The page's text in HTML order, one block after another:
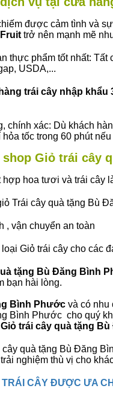
được cảm tình và
trở nên mạnh mẽ
thực phẩm tốt nhất: Tất
USDA,...
trái cây nhập khẩu
chính xác: Dù khách
tốc trong 60 phút
Giỏ trái cây
hợp hoa tươi và trái cây
Trái cây quà tặng Bù
, vận chuyển an toàn
Giỏ trái cây cho các
tặng Bù Đăng Bình
bạn hài lòng.
Bình Phước và có nhu
Bình Phước cho quý
Giỏ trái cây quà tặng
cây quà tặng Bù Đăng
nghiệm thù vị cho
TRÁI CÂY ĐƯỢC ƯA